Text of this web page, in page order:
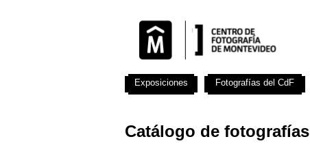
Catálogo de fotografías
Exposiciones Fotografías del CdF